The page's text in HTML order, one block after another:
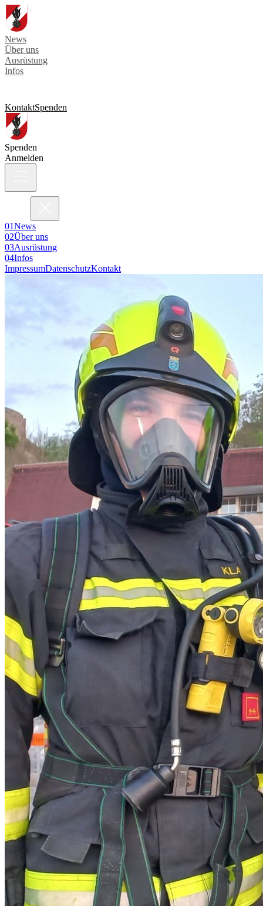
News
Über uns
Ausrüstung
Infos
KontaktSpenden
Spenden
Anmelden
01News
02Über uns
03Ausrüstung
04Infos
ImpressumDatenschutzKontakt